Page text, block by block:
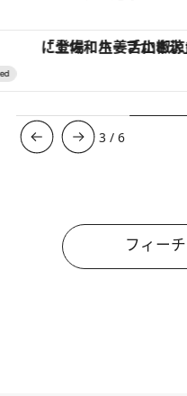
「土佐和ハーブかき氷」がOMO7
3 /6
フィー